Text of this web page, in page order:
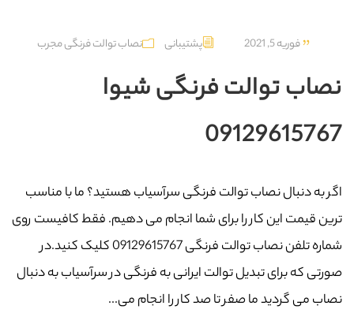
فوریه 5, 2021 پشتیبانی نصاب توالت فرنگی مجرب
نصاب توالت فرنگی شیوا
09129615767
اگر به دنبال نصاب توالت فرنگی سرآسیاب هستید؟ ما با مناسب
ترین قیمت این کار را برای شما انجام می دهیم. فقط کافیست روی
شماره تلفن نصاب توالت فرنگی 09129615767 کلیک کنید.در
صورتی که برای تبدیل توالت ایرانی به فرنگی در سرآسیاب به دنبال
نصاب می گردید ما صفر تا صد کار را انجام می...